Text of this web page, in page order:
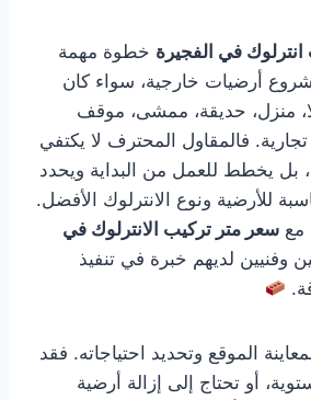
في الفجيرة خطوة مهمة
أرضيات خارجية، سواء كان
منزل، حديقة، ممشى، موقف
فالمقاول المحترف لا يكتفي
بل يخطط للعمل من البداية ويحدد
للأرضية ونوع الانترلوك الأفضل.
مع سعر متر تركيب الانترلوك في
وفنيين لديهم خبرة في تنفيذ
الموقع وتحديد احتياجاته. فقد
أو تحتاج إلى إزالة أرضية